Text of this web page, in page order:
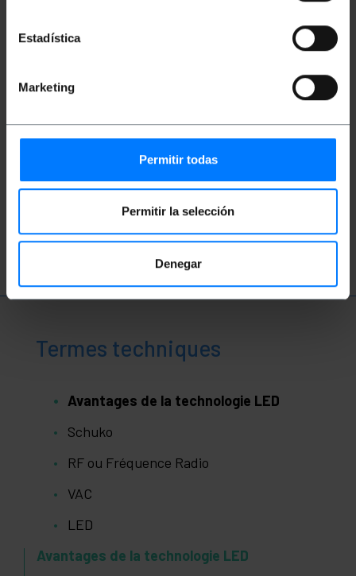
Estadística
Marketing
Permitir todas
Permitir la selección
Denegar
Regarder vidéo
Termes techniques
Avantages de la technologie LED
Schuko
RF ou Fréquence Radio
VAC
LED
Avantages de la technologie LED